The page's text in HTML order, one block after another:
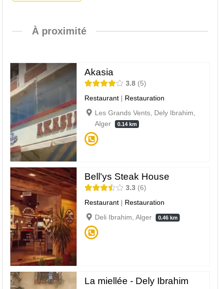
À proximité
Akasia
3.8
5
Restaurant | Restauration
Les Grands Vents, Dely Ibrahim,
Alger
0.14 km
Bell'ys Steak House
3.3 6
Restaurant | Restauration
Deli Ibrahim, Alger
0.46 km
La miellée - Dely Ibrahim